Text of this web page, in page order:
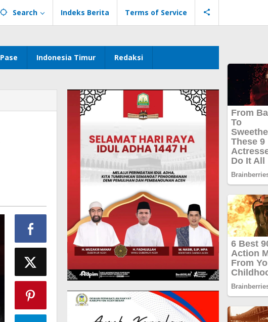
Search Indeks Berita Terms of Service
Pase Indonesia Timur Redaksi